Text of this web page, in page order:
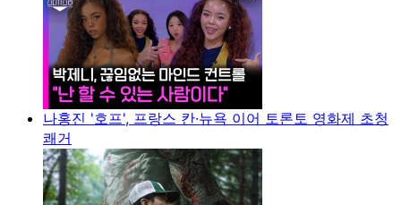
나홍진 '호프', 프랑스 칸·뉴욕 이어 토론토 영화제 초청
쾌거